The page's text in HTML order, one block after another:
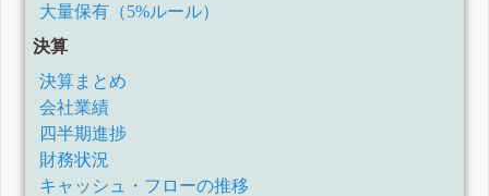
大量保有（5%ルール）
決算
決算まとめ
会社業績
四半期進捗
財務状況
キャッシュ・フローの推移